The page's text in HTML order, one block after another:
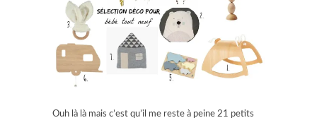
Ouh là là mais c’est qu’il me reste à peine 21 petits